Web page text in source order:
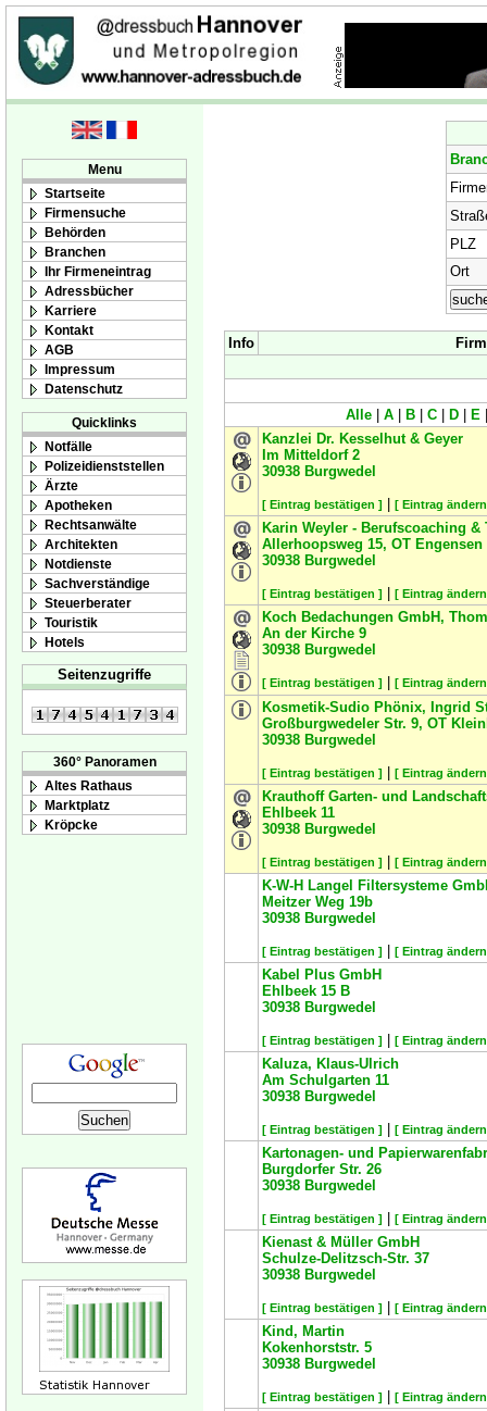
Menu
Startseite
Firmensuche
Behörden
Branchen
Ihr Firmeneintrag
Adressbücher
Karriere
Kontakt
AGB
Impressum
Datenschutz
Quicklinks
Notfälle
Polizeidienststellen
Ärzte
Apotheken
Rechtsanwälte
Architekten
Notdienste
Sachverständige
Steuerberater
Touristik
Hotels
Seitenzugriffe
360° Panoramen
Altes Rathaus
Marktplatz
Kröpcke
PLZ
Ort
Info
Alle A B C D E
Kanzlei Dr. Kesselhut & Geyer
Im Mitteldorf 2
30938 Burgwedel
[ Eintrag bestätigen ] [ Eintrag
Karin Weyler - Berufscoaching &
Allerhoopsweg 15, OT Engensen
30938 Burgwedel
[ Eintrag bestätigen ] [ Eintrag
Koch Bedachungen GmbH,
An der Kirche 9
30938 Burgwedel
[ Eintrag bestätigen ] [ Eintrag
Kosmetik-Sudio Phönix, Ingrid
Großburgwedeler Str. 9, OT
30938 Burgwedel
[ Eintrag bestätigen ] [ Eintrag
Krauthoff Garten- und
Ehlbeek 11
30938 Burgwedel
[ Eintrag bestätigen ] [ Eintrag
K-W-H Langel Filtersysteme
Meitzer Weg 19b
30938 Burgwedel
[ Eintrag bestätigen ] [ Eintrag
Kabel Plus GmbH
Ehlbeek 15 B
30938 Burgwedel
[ Eintrag bestätigen ] [ Eintrag
Kaluza, Klaus-Ulrich
Am Schulgarten 11
30938 Burgwedel
[ Eintrag bestätigen ] [ Eintrag
Kartonagen- und
Burgdorfer Str. 26
30938 Burgwedel
[ Eintrag bestätigen ] [ Eintrag
Kienast & Müller GmbH
Schulze-Delitzsch-Str. 37
30938 Burgwedel
[ Eintrag bestätigen ] [ Eintrag
Kind, Martin
Kokenhorststr. 5
30938 Burgwedel
[ Eintrag bestätigen ] [ Eintrag